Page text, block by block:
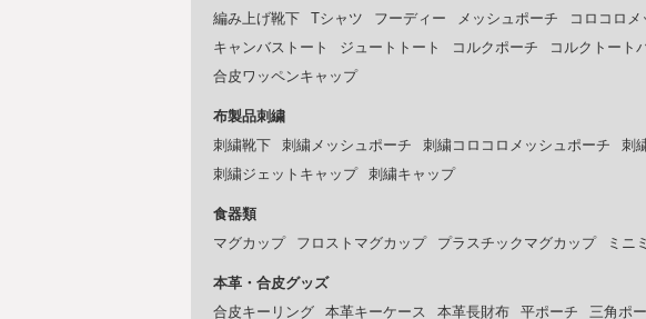
編み上げ靴下
Tシャツ フーディー メッシュポーチ コロコロ
キャンバストート
ジュートトート コルクポーチ コルクトート
合皮ワッペンキャップ
布製品刺繍
刺繍靴下
刺繍メッシュポーチ 刺繍コロコロメッシュポーチ 刺
刺繍ジェットキャップ
刺繍キャップ
食器類
マグカップ
フロストマグカップ プラスチックマグカップ ミニ
本革・合皮グッズ
合皮キーリング
本革キーケース 本革長財布 平ポーチ 三角ポ